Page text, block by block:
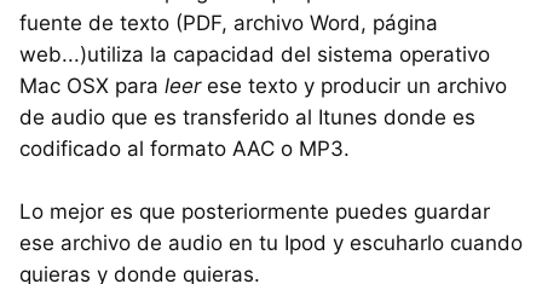
fuente de texto (PDF, archivo Word, página
web...)utiliza la capacidad del sistema operativo
Mac OSX para leerese texto y producir un archivo
de audio que es transferido al Itunes donde es
codificado al formato AAC o MP3.
Lo mejor es que posteriormente puedes guardar
ese archivo de audio en tu Ipod y escuharlo cuando
quieras y donde quieras.